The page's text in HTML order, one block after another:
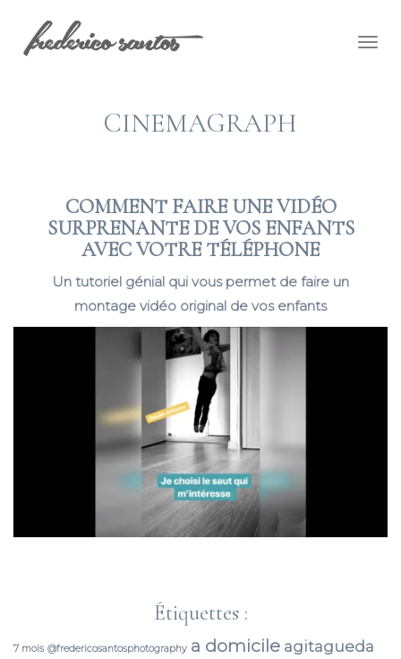
CINEMAGRAPH
COMMENT FAIRE UNE VIDÉO
SURPRENANTE DE VOS ENFANTS
AVEC VOTRE TÉLÉPHONE
Un tutoriel génial qui vous permet de faire un
montage vidéo original de vos enfants
Étiquettes :
7 mois @fredericosantosphotography a domicile agitagueda